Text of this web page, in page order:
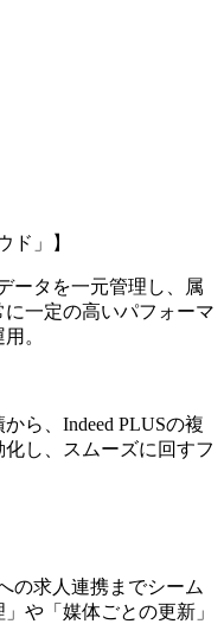
ド」】
ータを一元管理し、属
一定の高いパフォーマ
。
ら、Indeed PLUSの複
し、スムーズに回すフ
の求人連携までシーム
や「媒体ごとの更新」